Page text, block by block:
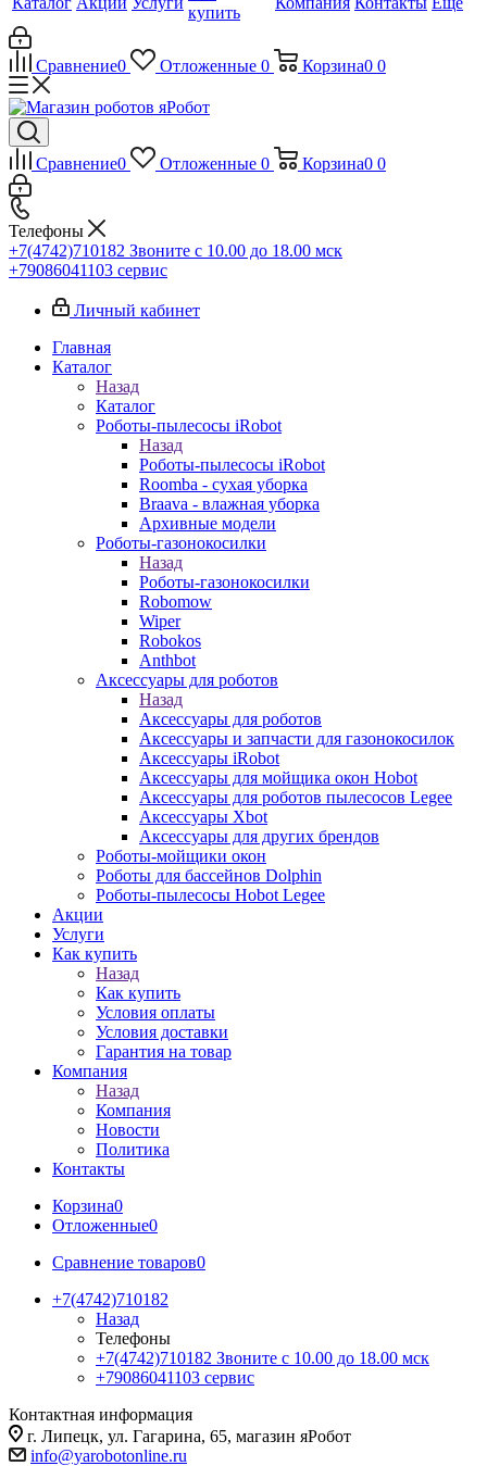
купить
Сравнение0 Отложенные 0 Корзина0 0
Сравнение0 Отложенные 0 Корзина0 0
Телефоны
+7(4742)710182 Звоните с 10.00 до 18.00 мск
+79086041103 сервис
Личный кабинет
Главная
Каталог
Назад
Каталог
Роботы-пылесосы iRobot
Назад
Роботы-пылесосы iRobot
Roomba - сухая уборка
Braava - влажная уборка
Архивные модели
Роботы-газонокосилки
Назад
Роботы-газонокосилки
Robomow
Wiper
Robokos
Anthbot
Аксессуары для роботов
Назад
Аксессуары для роботов
Аксессуары и запчасти для газонокосилок
Аксессуары iRobot
Аксессуары для мойщика окон Hobot
Аксессуары для роботов пылесосов Legee
Аксессуары Xbot
Аксессуары для других брендов
Роботы-мойщики окон
Роботы для бассейнов Dolphin
Роботы-пылесосы Hobot Legee
Акции
Услуги
Как купить
Назад
Как купить
Условия оплаты
Условия доставки
Гарантия на товар
Компания
Назад
Компания
Новости
Политика
Контакты
Корзина0
Отложенные0
Сравнение товаров0
+7(4742)710182
Назад
Телефоны
+7(4742)710182 Звоните с 10.00 до 18.00 мск
+79086041103 сервис
Контактная информация
г. Липецк, ул. Гагарина, 65, магазин яРобот
info@yarobotonline.ru